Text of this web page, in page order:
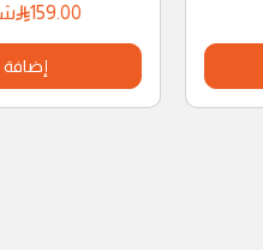
159.00
إضافة